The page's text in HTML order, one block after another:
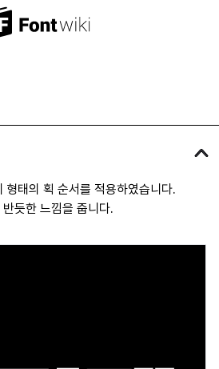
형태의 획 순서를 적용하였습니다.
듯한 느낌을 줍니다.